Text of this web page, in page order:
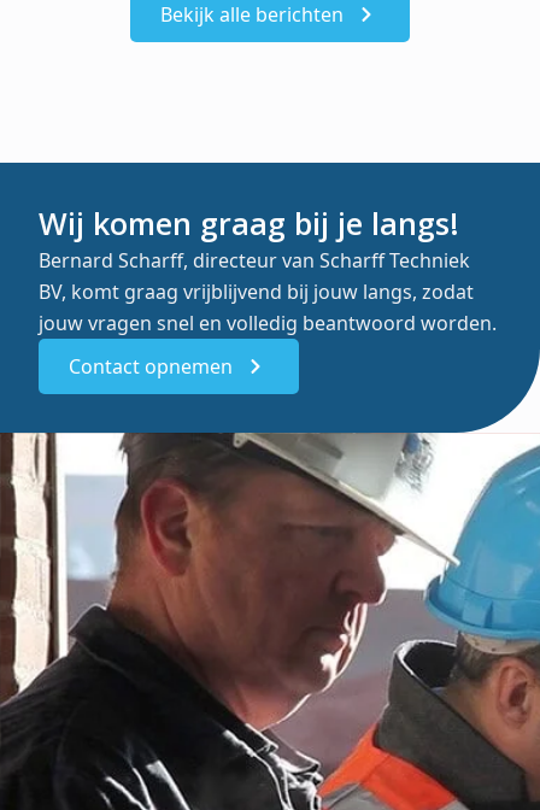
Bekijk alle berichten
Wij komen graag bij je langs!
Bernard Scharff, directeur van Scharff Techniek
BV, komt graag vrijblijvend bij jouw langs, zodat
jouw vragen snel en volledig beantwoord worden.
Contact opnemen